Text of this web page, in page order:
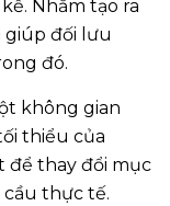
Nhằm tạo ra
đối lưu
đó.
không gian
thiểu của
để thay đổi mục
thực tế.